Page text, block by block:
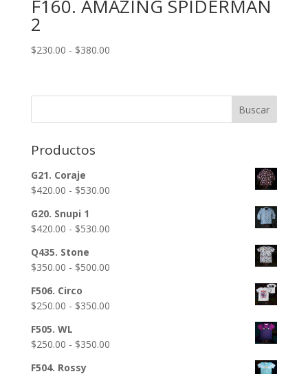
F160. AMAZING SPIDERMAN
2
$230.00 - $380.00Rango
desde
Buscar
Productos
G21. Coraje
$420.00 - $530.00Rango
desde
hasta
G20. Snupi 1
$420.00 - $530.00Rango
desde
hasta
Q435. Stone
$350.00 - $500.00Rango
desde
hasta
F506. Circo
$250.00 - $350.00Rango
desde
F505. WL
$250.00 - $350.00Rango
F504. Rossy